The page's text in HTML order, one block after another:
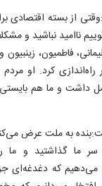
از بسته اقتصادی
ناامید نباشید و
فاطمیون،
راه‌اندازی کرد. او
داشت و ما هم
به ملت عرض
ما گذاشتید و ما
می‌دهیم که دغدغه‌‌ای